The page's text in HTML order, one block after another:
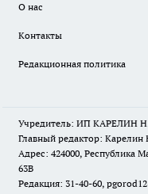
О нас
Контакты
Редакционная политика
Учредитель: ИП КАРЕЛИН
Главный редактор:
Адрес: 424000, Республика
63В
Редакция: 31-40-60,